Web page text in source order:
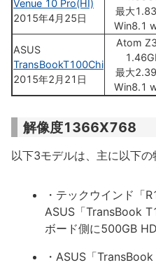
Venue 10 Pro(HI)
2015年4月25日
最大
Win8.1
ASUS
TransBookT100Chi
2015年2月21日
Atom
最大
Win8.1
解像度1366X768
以下3モデルは、主に以下の
・テックウインド「
ASUS「TransBook
ボード側に500GB
・ASUS「